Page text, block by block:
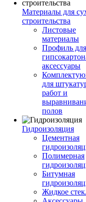
Материалы для
строительства
Листовые
материалы
Профиль для
аксессуары
для
работ и
полов
Гидроизоляция
Цементная
Полимерная
Битумная
Жидкое